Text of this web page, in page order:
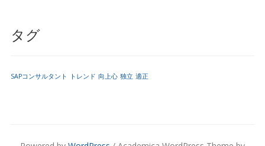
タグ
SAPコンサルタント トレンド 向上心 独立 適正